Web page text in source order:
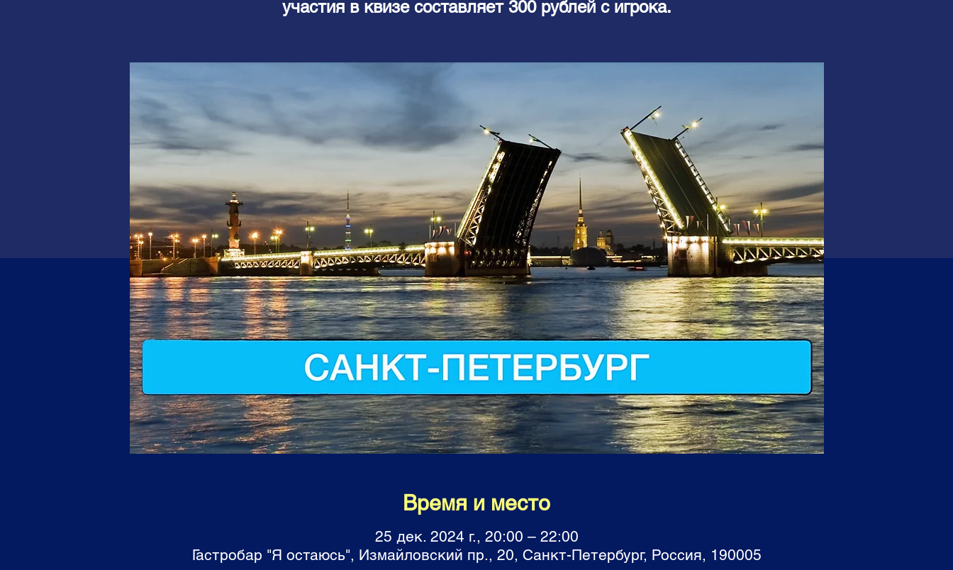
участия в квизе составляет 300 рублей с игрока.
Время и место
25 дек. 2024 г., 20:00 – 22:00
Гастробар "Я остаюсь", Измайловский пр., 20, Санкт-Петербург, Россия, 190005